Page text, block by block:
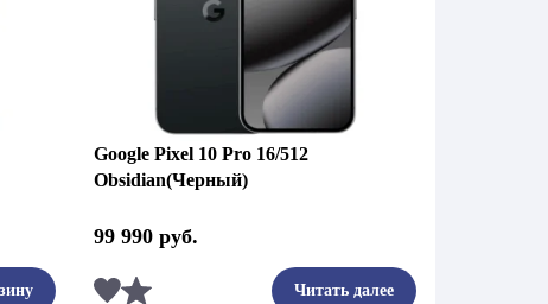
Google Pixel 10 Pro 16/512
Obsidian(Черный)
99 990 руб.
Сравнить Читать далее